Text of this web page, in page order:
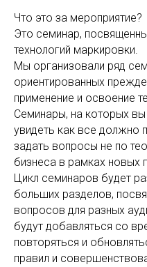
Что это за мероприятие?
Это семинар,
технологий маркировки.
Мы организовали ряд
ориентированных
применение и освоение
Семинары, на которых
увидеть как все должно
задать вопросы не по
бизнеса в рамках новых
Цикл семинаров будет
больших разделов,
вопросов для разных
будут добавляться со
повторяться и
правил и